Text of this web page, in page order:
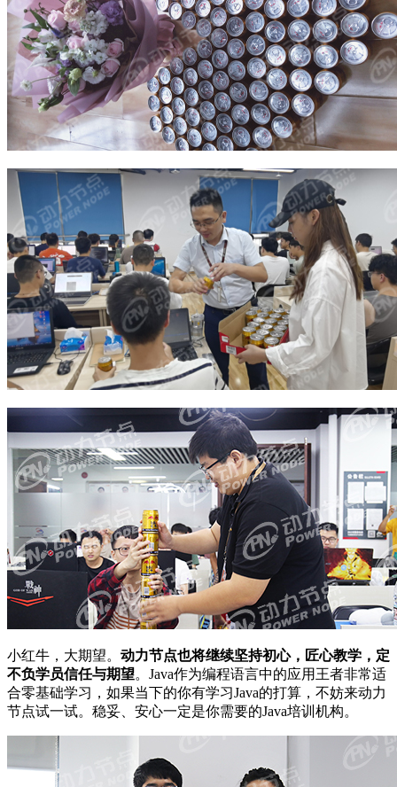
小红牛，大期望。 动力节点也将继续坚持初心，匠心教学，定
不负学员信任与期望。Java作为编程语言中的应用王者非常适
合零基础学习，如果当下的你有学习Java的打算，不妨来动力
节点试一试。稳妥、安心一定是你需要的Java培训机构。